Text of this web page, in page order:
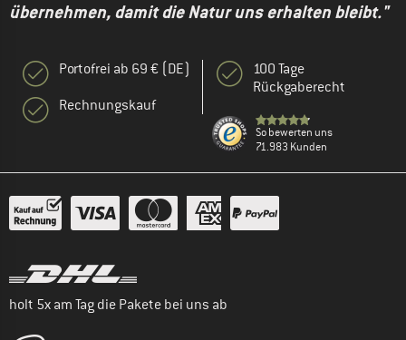
übernehmen, damit die Natur uns erhalten bleibt."
Portofrei ab 69 € (DE)
Rechnungskauf
100 Tage
Rückgaberecht
So bewerten uns
71.983 Kunden
holt 5x am Tag die Pakete bei uns ab